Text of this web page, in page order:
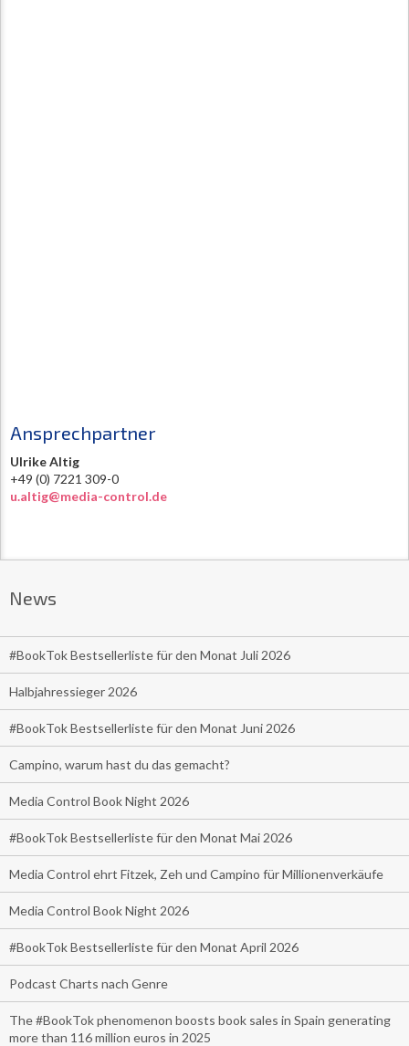
Ansprechpartner
Ulrike Altig
+49 (0) 7221 309-0
u.altig@media-control.de
News
#BookTok Bestsellerliste für den Monat Juli 2026
Halbjahressieger 2026
#BookTok Bestsellerliste für den Monat Juni 2026
Campino, warum hast du das gemacht?
Media Control Book Night 2026
#BookTok Bestsellerliste für den Monat Mai 2026
Media Control ehrt Fitzek, Zeh und Campino für Millionenverkäufe
Media Control Book Night 2026
#BookTok Bestsellerliste für den Monat April 2026
Podcast Charts nach Genre
The #BookTok phenomenon boosts book sales in Spain generating
more than 116 million euros in 2025